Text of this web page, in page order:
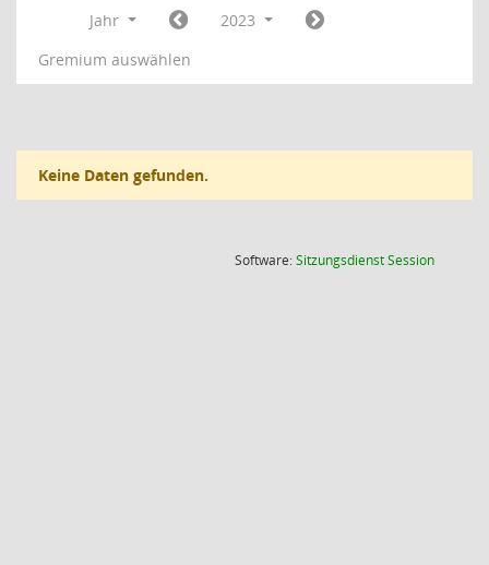
Jahr
2023
Gremium auswählen
Keine Daten gefunden.
Software:SitzungsdienstSession(Wird in